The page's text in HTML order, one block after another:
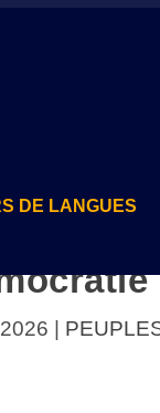
DE LANGUES
|